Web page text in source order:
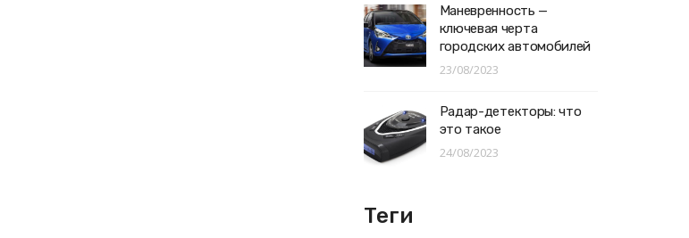
Маневренность —
ключевая черта
городских автомобилей
23/08/2023
Радар-детекторы: что
это такое
24/08/2023
Теги